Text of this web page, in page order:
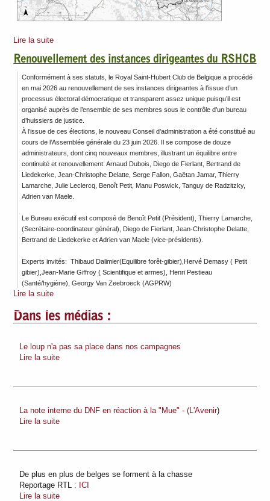
Lire la suite
Renouvellement des instances dirigeantes du RSHCB
Conformément à ses statuts, le Royal Saint-Hubert Club de Belgique a procédé
en mai 2026 au renouvellement de ses instances dirigeantes à l’issue d’un
processus électoral démocratique et transparent assez unique puisqu’il est
organisé auprès de l’ensemble de ses membres sous le contrôle d’un bureau
d’huissiers de justice.
À l’issue de ces élections, le nouveau Conseil d’administration a été constitué au
cours de l’Assemblée générale du 23 juin 2026. Il se compose de douze
administrateurs, dont cinq nouveaux membres, illustrant un équilibre entre
continuité et renouvellement: Arnaud Dubois, Diego de Fierlant, Bertrand de
Liedekerke, Jean-Christophe Delatte, Serge Fallon, Gaëtan Jamar, Thierry
Lamarche, Julie Leclercq, Benoît Petit, Manu Poswick, Tanguy de Radzitzky,
Adrien van Maele.
Le Bureau exécutif est composé de Benoît Petit (Président), Thierry Lamarche,
(Secrétaire-coordinateur général), Diego de Fierlant, Jean-Christophe Delatte,
Bertrand de Liedekerke et Adrien van Maele (vice-présidents).
Experts invités: Thibaud Dalimier(Equilibre forêt-gibier),Hervé Demasy ( Petit
gibier),Jean-Marie Giffroy ( Scientifique et armes), Henri Pestieau
(Santé/hygiène), Georgy Van Zeebroeck (AGPRW)
Lire la suite
Dans les médias :
Le loup n'a pas sa place dans nos campagnes
Lire la suite
La note interne du DNF en réaction à la "Mue" - (L'Avenir)
Lire la suite
De plus en plus de belges se forment à la chasse
Reportage RTL : ICI
Lire la suite